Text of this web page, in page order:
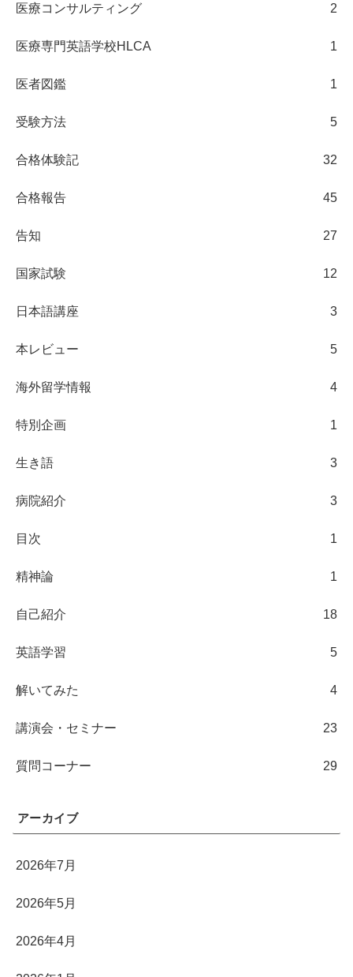
医療コンサルティング 2
医療専門英語学校HLCA 1
医者図鑑 1
受験方法 5
合格体験記 32
合格報告 45
告知 27
国家試験 12
日本語講座 3
本レビュー 5
海外留学情報 4
特別企画 1
生き語 3
病院紹介 3
目次 1
精神論 1
自己紹介 18
英語学習 5
解いてみた 4
講演会・セミナー 23
質問コーナー 29
アーカイブ
2026年7月
2026年5月
2026年4月